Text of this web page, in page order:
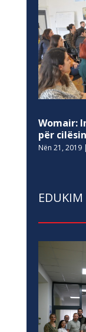
Womair:
për
Nën 21, 2019|
EDUKIM